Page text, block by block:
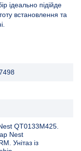
ідеально підійде
встановлення та
QT0133M425.
Nest
Унітаз із